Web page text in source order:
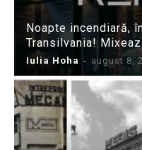
Noapte incendiară,
Transilvania!
Iulia Hoha - august 8,